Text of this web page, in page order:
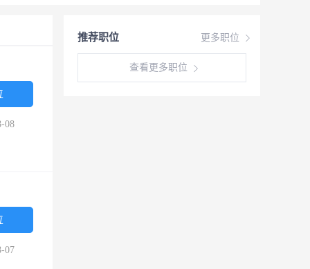
更多职位
推荐职位
查看更多职位
08
07